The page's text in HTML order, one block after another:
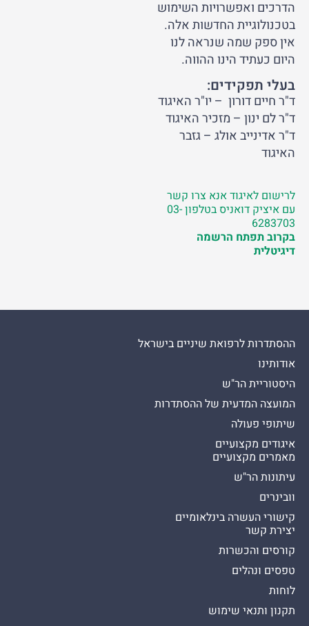
הדרכים ואפשרויות השימוש
בטכנולוגיית החדשות אלה.
אין ספק שמה שנראה לנו
היום כעתיד הינו ההווה.
בעלי תפקידים:
ד"ר חיים דורון – יו"ר האיגוד
ד"ר לם ינון – מזכיר האיגוד
ד"ר אדינייב אולג – גזבר
האיגוד
לרישום לאיגוד אנא צרו קשר
עם איציק דואניס בטלפון 03-
6283703
בקרוב תפתח הרשמה
דיגיטלית
ההסתדרות לרפואת שיניים בישראל
אודותינו
היסטוריית הר"ש
המועצה המדעית של ההסתדרות
שיתופי פעולה
איגודים מקצועיים
מאמרים מקצועיים
עיתונות הר"ש
וובינרים
קישורי העשרה בינלאומיים
יצירת קשר
קורסים והכשרות
טפסים ונהלים
לוחות
תקנון ותנאי שימוש